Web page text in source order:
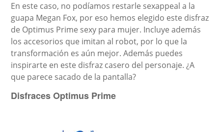
En este caso, no podíamos restarle sexappeal a la
guapa Megan Fox, por eso hemos elegido este disfraz
de Optimus Prime sexy para mujer. Incluye además
los accesorios que imitan al robot, por lo que la
transformación es aún mejor. Además puedes
inspirarte en este disfraz casero del personaje. ¿A
que parece sacado de la pantalla?
Disfraces Optimus Prime